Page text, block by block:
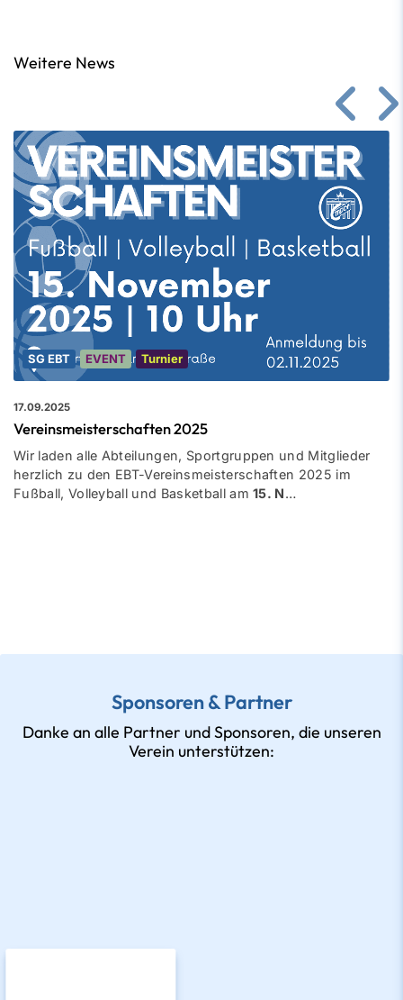
Weitere News
SG EBT EVENT Turnier
17.09.2025
Vereinsmeisterschaften 2025
Wir laden alle Abteilungen, Sportgruppen und Mitglieder
herzlich zu den EBT-Vereinsmeisterschaften 2025 im
Fußball, Volleyball und Basketball am15. N…
Sponsoren & Partner
Danke an alle Partner und Sponsoren, die unseren
Verein unterstützen: